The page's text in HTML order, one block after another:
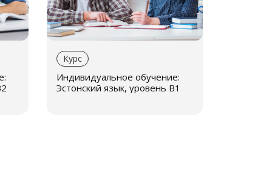
живым и результативным.
но и интересным, вовлекая
в общении.
Курс
Индивидуальное обучение:
Эстонский язык, уровень В1